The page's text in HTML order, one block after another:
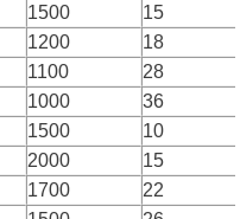
1500
15
1200
18
1100
28
1000
36
1500
10
2000
15
1700
22